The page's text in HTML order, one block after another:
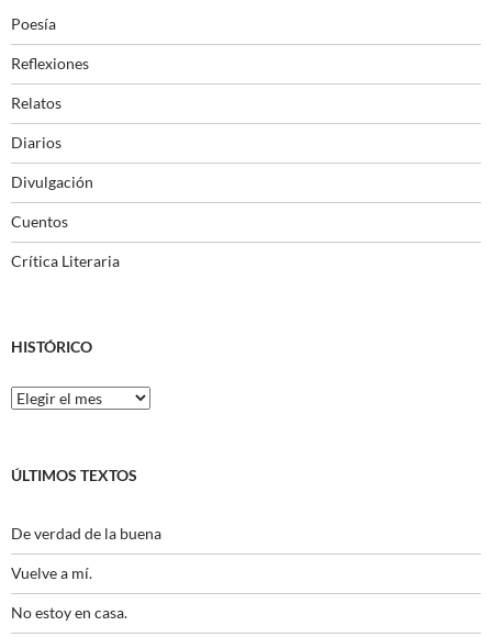
Poesía
Reflexiones
Relatos
Diarios
Divulgación
Cuentos
Crítica Literaria
HISTÓRICO
Histórico
ÚLTIMOS TEXTOS
De verdad de la buena
Vuelve a mí.
No estoy en casa.